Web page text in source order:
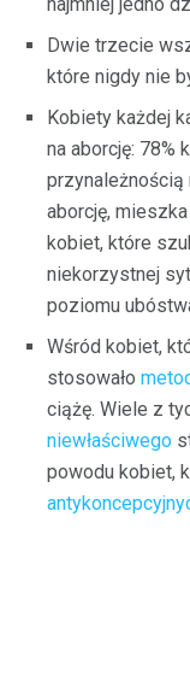
najmniej jedno
Dwie trzecie
które nigdy nie
Kobiety każdej
na aborcję: 78%
przynależnością
aborcję,
kobiet, które
niekorzystnej
poziomu
Wśród kobiet,
stosowało
ciążę. Wiele z
niewłaściwego
powodu kobiet,